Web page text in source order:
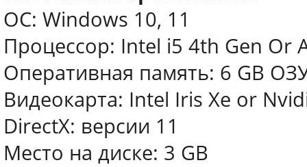
ОС: Windows 10, 11
Процессор: Intel i5 4th Gen Or
Оперативная память: 6 GB
Видеокарта: Intel Iris Xe or
DirectX: версии 11
Место на диске: 3 GB